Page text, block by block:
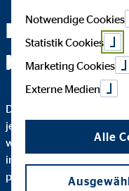
bei mir nicht
Das wichtigste an einer
jeden Schritt verstehen.
warum ich eine
inwiefern diese zu Ihnen
passt.
Notwendige Cookies
Statistik Cookies
Marketing Cookies
Externe Medien
Alle